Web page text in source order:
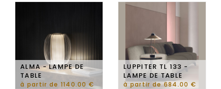
ALMA - LAMPE DE
TABLE
à partir de 1140.00 €
LUPPITER TL 133 -
LAMPE DE TABLE
à partir de 684.00 €